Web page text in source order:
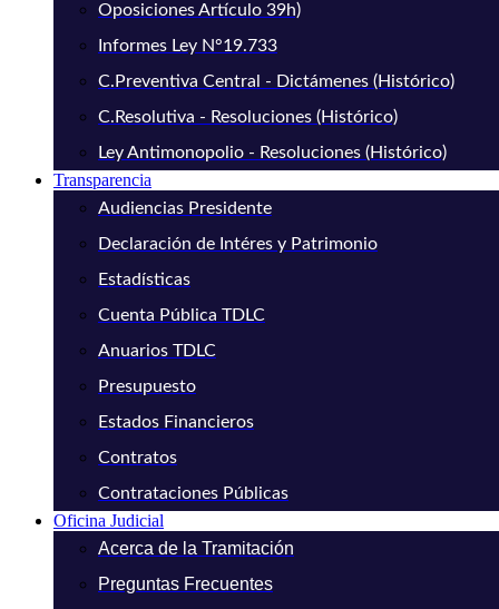
Oposiciones Artículo 39h)
Informes Ley N°19.733
C.Preventiva Central - Dictámenes (Histórico)
C.Resolutiva - Resoluciones (Histórico)
Ley Antimonopolio - Resoluciones (Histórico)
Transparencia
Audiencias Presidente
Declaración de Intéres y Patrimonio
Estadísticas
Cuenta Pública TDLC
Anuarios TDLC
Presupuesto
Estados Financieros
Contratos
Contrataciones Públicas
Oficina Judicial
Acerca de la Tramitación
Preguntas Frecuentes